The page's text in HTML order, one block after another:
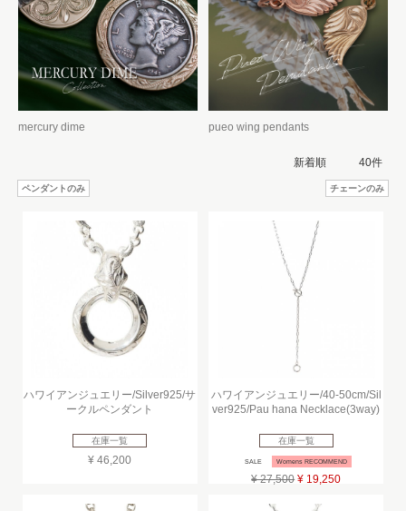
mercury dime pueo wing pendants
ペンダントのみ チェーンのみ
ハワイアンジュエリー/Silver925/サ
ークルペンダント
在庫一覧
¥ 46,200
ハワイアンジュエリー/40-50cm/Sil
ver925/Pau hana Necklace(3way)
在庫一覧
SALE Womens RECOMMEND
¥ 27,500 ¥ 19,250